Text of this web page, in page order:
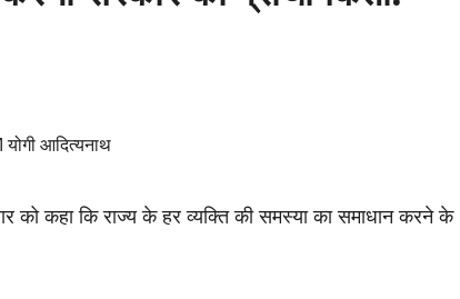
को कहा कि राज्य के हर व्यक्ति की समस्या का समाधान करने के